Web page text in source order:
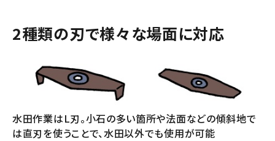
2種類の刃で様々な場面に対応
水田作業はL刃。小石の多い箇所や法面などの傾斜地で
は直刃を使うことで、水田以外でも使用が可能